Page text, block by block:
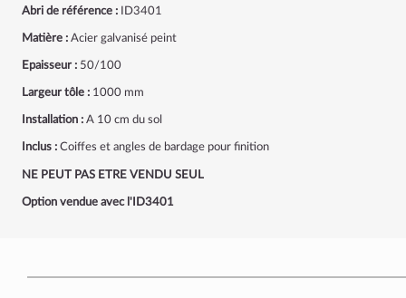
Abri de référence : ID3401
Matière : Acier galvanisé peint
Epaisseur : 50/100
Largeur tôle : 1000 mm
Installation : A 10 cm du sol
Inclus : Coiffes et angles de bardage pour finition
NE PEUT PAS ETRE VENDU SEUL
Option vendue avec l'ID3401